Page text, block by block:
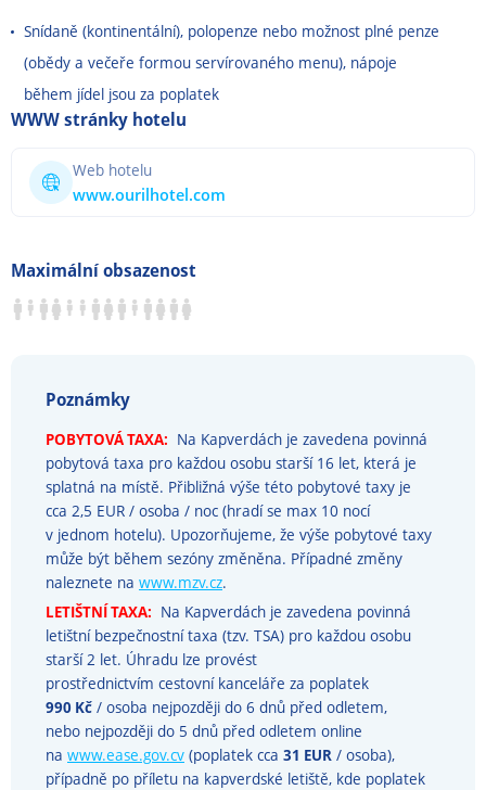
Snídaně (kontinentální), polopenze nebo možnost plné penze
(obědy a večeře formou servírovaného menu), nápoje
během jídel jsou za poplatek
WWW stránky hotelu
Web hotelu
www.ourilhotel.com
Maximální obsazenost
Poznámky
POBYTOVÁ TAXA: Na Kapverdách je zavedena povinná
pobytová taxa pro každou osobu starší 16 let, která je
splatná na místě. Přibližná výše této pobytové taxy je
cca 2,5 EUR / osoba / noc (hradí se max 10 nocí
v jednom hotelu). Upozorňujeme, že výše pobytové taxy
může být během sezóny změněna. Případné změny
naleznete na www.mzv.cz.
LETIŠTNÍ TAXA: Na Kapverdách je zavedena povinná
letištní bezpečnostní taxa (tzv. TSA) pro každou osobu
starší 2 let. Úhradu lze provést
prostřednictvím cestovní kanceláře za poplatek
990 Kč / osoba nejpozději do 6 dnů před odletem,
nebo nejpozději do 5 dnů před odletem online
na www.ease.gov.cv (poplatek cca 31 EUR / osoba),
případně po příletu na kapverdské letiště, kde poplatek